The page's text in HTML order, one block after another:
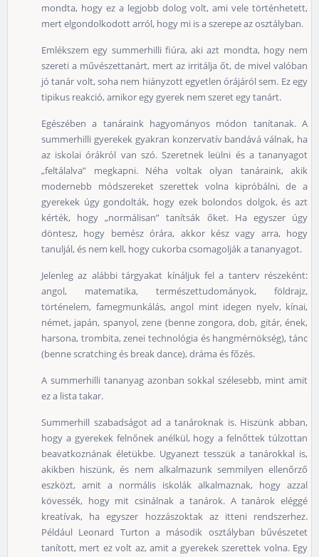
mondta, hogy ez a legjobb dolog volt, ami vele történhetett,
mert elgondolkodott arról, hogy mi is a szerepe az osztályban.
Emlékszem egy summerhilli fiúra, aki azt mondta, hogy nem
szereti a művészettanárt, mert az irritálja őt, de mivel valóban
jó tanár volt, soha nem hiányzott egyetlen órájáról sem. Ez egy
tipikus reakció, amikor egy gyerek nem szeret egy tanárt.
Egészében a tanáraink hagyományos módon tanítanak. A
summerhilli gyerekek gyakran konzervatív bandává válnak, ha
az iskolai órákról van szó. Szeretnek leülni és a tananyagot
„feltálalva” megkapni. Néha voltak olyan tanáraink, akik
modernebb módszereket szerettek volna kipróbálni, de a
gyerekek úgy gondolták, hogy ezek bolondos dolgok, és azt
kérték, hogy „normálisan” tanítsák őket. Ha egyszer úgy
döntesz, hogy bemész órára, akkor kész vagy arra, hogy
tanuljál, és nem kell, hogy cukorba csomagolják a tananyagot.
Jelenleg az alábbi tárgyakat kínáljuk fel a tanterv részeként:
angol, matematika, természettudományok, földrajz,
történelem, famegmunkálás, angol mint idegen nyelv, kínai,
német, japán, spanyol, zene (benne zongora, dob, gitár, ének,
harsona, trombita, zenei technológia és hangmérnökség), tánc
(benne scratching és break dance), dráma és főzés.
A summerhilli tananyag azonban sokkal szélesebb, mint amit
ez a lista takar.
Summerhill szabadságot ad a tanároknak is. Hiszünk abban,
hogy a gyerekek felnőnek anélkül, hogy a felnőttek túlzottan
beavatkoznának életükbe. Ugyanezt tesszük a tanárokkal is,
akikben hiszünk, és nem alkalmazunk semmilyen ellenőrző
eszközt, amit a normális iskolák alkalmaznak, hogy azzal
kövessék, hogy mit csinálnak a tanárok. A tanárok eléggé
kreatívak, ha egyszer hozzászoktak az itteni rendszerhez.
Például Leonard Turton a második osztályban bűvészetet
tanított, mert ez volt az, amit a gyerekek szerettek volna. Egy